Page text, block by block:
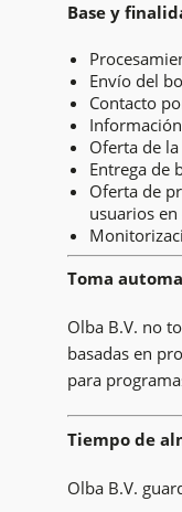
Base y
Envío del
Contacto
Oferta de
Entrega de
Oferta de
usuarios
Toma
Olba B.V. no
basadas en
para
Tiempo de
Olba B.V.